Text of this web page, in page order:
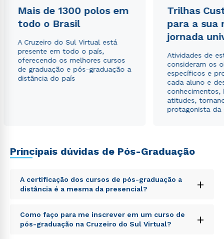
Mais de 1300 polos em
todo o Brasil
A Cruzeiro do Sul Virtual está
presente em todo o país,
oferecendo os melhores cursos
de graduação e pós-graduação a
distância do país
Trilhas
para a sua
jornada
Atividades de
consideram os
específicos e
cada aluno e
conhecimentos,
atitudes,
protagonista da
Principais dúvidas de Pós-Graduação
A certificação dos cursos de pós-graduação a
distância é a mesma da presencial?
+
Sed ut perspiciatis unde omnis iste natus error sit
voluptatem accusantium doloremque laudantium,
totam rem aperiam, eaque ipsa quae ab illo inventore
Como faço para me inscrever em um curso de
pós-graduação na Cruzeiro do Sul Virtual?
+
Política de Privacidade.e
autorizo que meus dados sejam utilizados para o
envio de conteúdos da Cruzeiro do Sul.